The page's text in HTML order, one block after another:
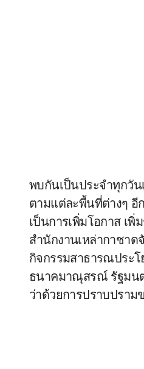
พบกันเป็นประจำทุกวัน
ตามแต่ละพื้นที่ต่างๆ อี
เป็นการเพิ่มโอกาส เ
สำนักงานเหล่ากาชาด
กิจกรรมสาธารณประ
ธนาคมาณุสรณ์ รัฐมนต
ว่าด้วยการปราบปราม